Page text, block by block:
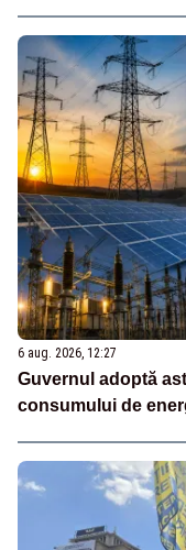
6 aug. 2026, 12:27
Guvernul adoptă
consumului de